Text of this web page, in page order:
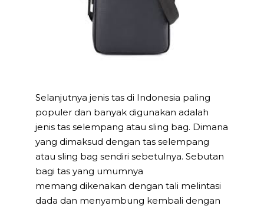
Selanjutnya jenis tas di Indonesia paling
populer dan banyak digunakan adalah
jenis tas selempang atau sling bag. Dimana
yang dimaksud dengan tas selempang
atau sling bag sendiri sebetulnya. Sebutan
bagi tas yang umumnya
memang dikenakan dengan tali melintasi
dada dan menyambung kembali dengan